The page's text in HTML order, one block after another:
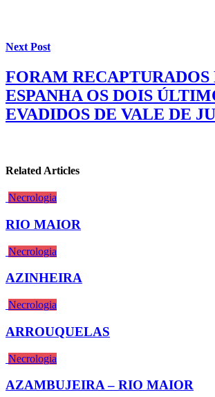
Next Post
FORAM
ESPANHA OS DOIS
EVADIDOS DE VALE DE
Related Articles
Necrologia
RIO MAIOR
Necrologia
AZINHEIRA
Necrologia
ARROUQUELAS
Necrologia
AZAMBUJEIRA – RIO MAIOR